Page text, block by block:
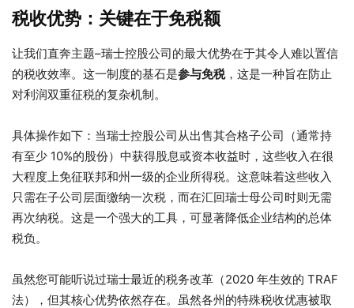
税收优势：关键在于免税额
让我们直奔主题–瑞士控股公司的最大优势在于其令人难以置信
的税收效率。这一制度的基石是参与免税，这是一种旨在防止
对利润双重征税的复杂机制。
具体操作如下：当瑞士控股公司从出售其合格子公司（通常持
有至少 10%的股份）中获得股息或资本收益时，这些收入在很
大程度上免征联邦和州一级的企业所得税。这意味着这些收入
只需在子公司层面缴纳一次税，而在汇回瑞士母公司时则无需
再次纳税。这是一个强大的工具，可显著降低企业结构的总体
税负。
虽然您可能听说过瑞士最近的税务改革（2020 年生效的 TRAF
法），但其核心优势依然存在。虽然各州的特殊税收优惠被取